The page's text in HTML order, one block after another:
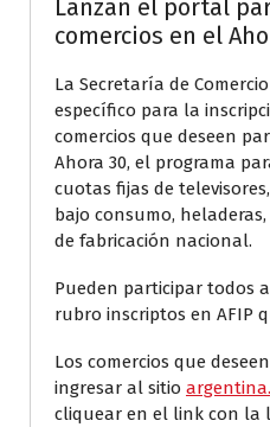
Lanzan el portal
comercios en el
La Secretaría de
específico para la
comercios que deseen
Ahora 30, el programa
cuotas fijas de
bajo consumo,
de fabricación nacional.
Pueden participar todos
rubro inscriptos en AFIP
Los comercios que
ingresar al sitio
cliquear en el link con la